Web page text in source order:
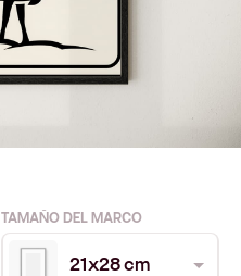
TAMAÑO DEL MARCO
21x28 cm